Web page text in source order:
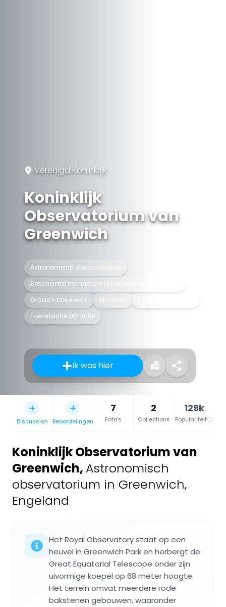
Verenigd Koninkrijk
Koninklijk
Observatorium van
Greenwich
Astronomisch observatorium
Beschermd monument in het Verenigd Koninkrijk
Grade I-bouwwerk
Museum
Toeristische attractie
Ik was hier
Discussion Beoordelingen
7
Foto's
2
Collections
129k
Populariteit
Koninklijk Observatorium van
Greenwich, Astronomisch
observatorium in Greenwich,
Engeland
Het Royal Observatory staat op een
heuvel in Greenwich Park en herbergt de
Great Equatorial Telescope onder zijn
uivormige koepel op 68 meter hoogte.
Het terrein omvat meerdere rode
bakstenen gebouwen, waaronder